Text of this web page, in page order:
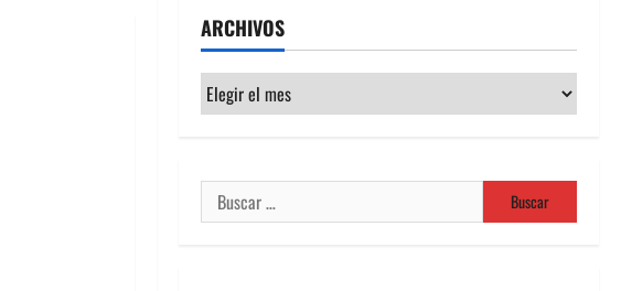
ARCHIVOS
Archivos
Buscar: